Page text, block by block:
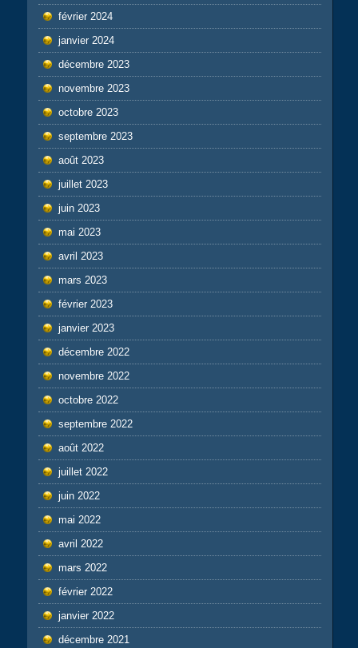
février 2024
janvier 2024
décembre 2023
novembre 2023
octobre 2023
septembre 2023
août 2023
juillet 2023
juin 2023
mai 2023
avril 2023
mars 2023
février 2023
janvier 2023
décembre 2022
novembre 2022
octobre 2022
septembre 2022
août 2022
juillet 2022
juin 2022
mai 2022
avril 2022
mars 2022
février 2022
janvier 2022
décembre 2021